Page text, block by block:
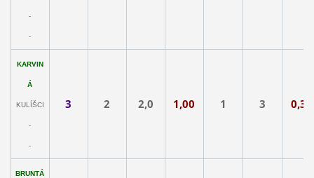
-
-
KARVIN
Á
KULÍŠCI
-
-
3 2 2,0 1,00 1 3 0,33
BRUNTÁ